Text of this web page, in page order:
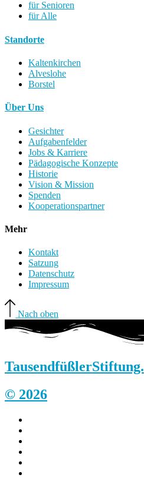
für Senioren
für Alle
Standorte
Kaltenkirchen
Alveslohe
Borstel
Über Uns
Gesichter
Aufgabenfelder
Jobs & Karriere
Pädagogische Konzepte
Historie
Vision & Mission
Spenden
Kooperationspartner
Mehr
Kontakt
Satzung
Datenschutz
Impressum
Nach oben
TausendfüßlerStiftung.
© 2026